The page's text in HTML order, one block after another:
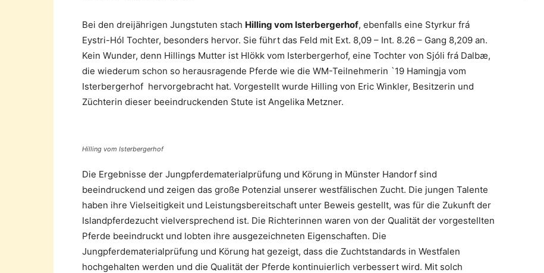
Bei den dreijährigen Jungstuten stach Hilling vom Isterbergerhof, ebenfalls eine Styrkur frá
Eystri-Hól Tochter, besonders hervor. Sie führt das Feld mit Ext. 8,09 – Int. 8.26 – Gang 8,209 an.
Kein Wunder, denn Hillings Mutter ist Hlökk vom Isterbergerhof, eine Tochter von Sjóli frá Dalbæ,
die wiederum schon so herausragende Pferde wie die WM-Teilnehmerin `19 Hamingja vom
Isterbergerhof hervorgebracht hat. Vorgestellt wurde Hilling von Eric Winkler, Besitzerin und
Züchterin dieser beeindruckenden Stute ist Angelika Metzner.
Hilling vom Isterbergerhof
Die Ergebnisse der Jungpferdematerialprüfung und Körung in Münster Handorf sind
beeindruckend und zeigen das große Potenzial unserer westfälischen Zucht. Die jungen Talente
haben ihre Vielseitigkeit und Leistungsbereitschaft unter Beweis gestellt, was für die Zukunft der
Islandpferdezucht vielversprechend ist. Die Richterinnen waren von der Qualität der vorgestellten
Pferde beeindruckt und lobten ihre ausgezeichneten Eigenschaften. Die
Jungpferdematerialprüfung und Körung hat gezeigt, dass die Zuchtstandards in Westfalen
hochgehalten werden und die Qualität der Pferde kontinuierlich verbessert wird. Mit solch